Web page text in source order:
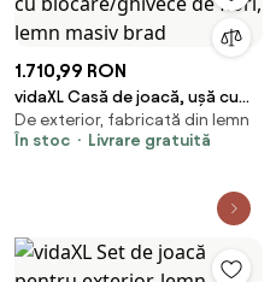
1.710,99 RON
vidaXL Casă de joacă, ușă cu
blocare/ghivece de flori, lemn
masiv brad
De exterior, fabricată din lemn
În stoc
Livrare gratuită